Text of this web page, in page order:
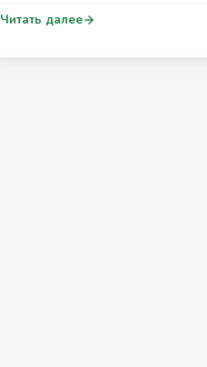
Читать далее